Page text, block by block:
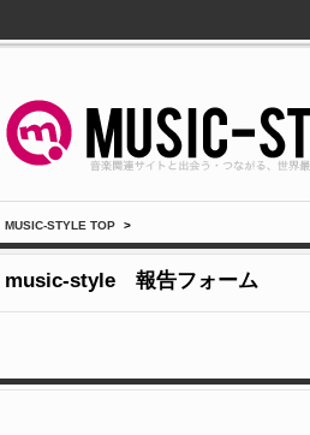
MUSIC-STYLE TOP >
music-style 報告フォーム